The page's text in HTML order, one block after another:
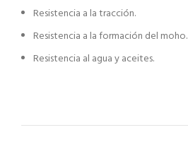
Resistencia a la tracción.
Resistencia a la formación del moho.
Resistencia al agua y aceites.